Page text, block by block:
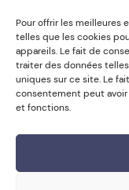
Pour offrir les meilleures
telles que les cookies
appareils. Le fait de
traiter des données
uniques sur ce site. Le
consentement peut
et fonctions.
ÉPONGE